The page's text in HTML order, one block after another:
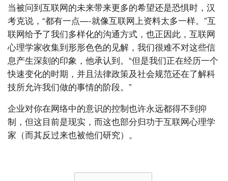
当被问到互联网的未来带来更多的希望还是恐惧时，汉
考克说，“都有一点—-就像互联网上资料太多一样。”互
联网给予了我们多样化的沟通方式，也正因此，互联网
心理学家收集到形形色色的见解，我们很难不对这些信
息产生深刻的印象，他承认到。“但是我们正在经历一个
快速变化的时期，并且法律政策及社会规范还在了解科
技所允许我们做的事情的阶段。”
企业对你在网络中的意识的控制也许永远都得不到抑
制，但这目前是现实，而这也部分归功于互联网心理学
家（而其反过来也被他们研究）。